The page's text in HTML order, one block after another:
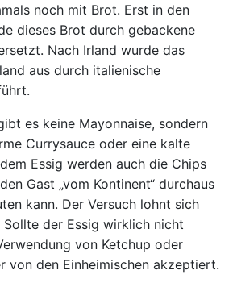
noch mit Brot. Erst in den
dieses Brot durch gebackene
Nach Irland wurde das
aus durch italienische
es keine Mayonnaise, sondern
Currysauce oder eine kalte
Essig werden auch die Chips
Gast „vom Kontinent“ durchaus
kann. Der Versuch lohnt sich
Sollte der Essig wirklich nicht
von Ketchup oder
von den Einheimischen akzeptiert.